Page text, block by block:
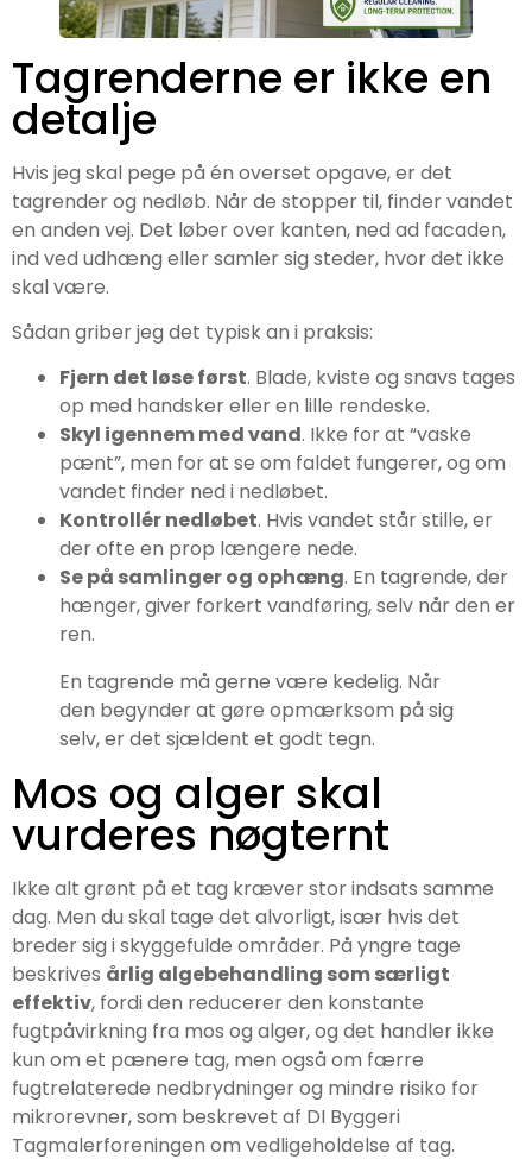
Tagrenderne er ikke en
detalje
Hvis jeg skal pege på én overset opgave, er det
tagrender og nedløb. Når de stopper til, finder vandet
en anden vej. Det løber over kanten, ned ad facaden,
ind ved udhæng eller samler sig steder, hvor det ikke
skal være.
Sådan griber jeg det typisk an i praksis:
Fjern det løse først. Blade, kviste og snavs tages
op med handsker eller en lille rendeske.
Skyl igennem med vand. Ikke for at “vaske
pænt”, men for at se om faldet fungerer, og om
vandet finder ned i nedløbet.
Kontrollér nedløbet. Hvis vandet står stille, er
der ofte en prop længere nede.
Se på samlinger og ophæng. En tagrende, der
hænger, giver forkert vandføring, selv når den er
ren.
En tagrende må gerne være kedelig. Når
den begynder at gøre opmærksom på sig
selv, er det sjældent et godt tegn.
Mos og alger skal
vurderes nøgternt
Ikke alt grønt på et tag kræver stor indsats samme
dag. Men du skal tage det alvorligt, især hvis det
breder sig i skyggefulde områder. På yngre tage
beskrives årlig algebehandling som særligt
effektiv, fordi den reducerer den konstante
fugtpåvirkning fra mos og alger, og det handler ikke
kun om et pænere tag, men også om færre
fugtrelaterede nedbrydninger og mindre risiko for
mikrorevner, som beskrevet af DI Byggeri
Tagmalerforeningen om vedligeholdelse af tag.